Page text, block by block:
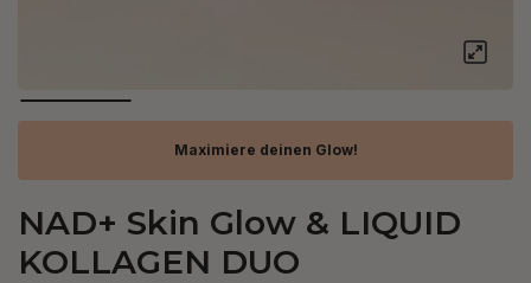
Maximiere deinen Glow!
NAD+ Skin Glow & LIQUID
KOLLAGEN DUO